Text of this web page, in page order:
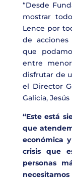
“Desde
mostrar
Lence por
de
que
entre
disfrutar de
el Director
Galicia,
“Este está
que
económica
crisis que
personas